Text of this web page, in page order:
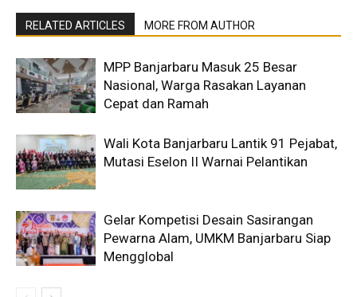
RELATED ARTICLES MORE FROM AUTHOR
MPP Banjarbaru Masuk 25 Besar
Nasional, Warga Rasakan Layanan
Cepat dan Ramah
Wali Kota Banjarbaru Lantik 91 Pejabat,
Mutasi Eselon II Warnai Pelantikan
Gelar Kompetisi Desain Sasirangan
Pewarna Alam, UMKM Banjarbaru Siap
Mengglobal